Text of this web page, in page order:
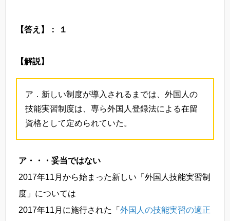
【答え】： １
【解説】
ア．新しい制度が導入されるまでは、外国人の
技能実習制度は、専ら外国人登録法による在留
資格として定められていた。
ア・・・妥当ではない
2017年11月から始まった新しい「外国人技能実習制
度」については
2017年11月に施行された「 外国人の技能実習の適正